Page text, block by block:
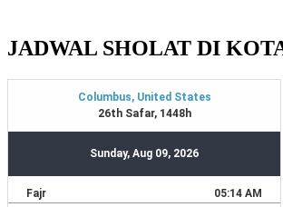
JADWAL SHOLAT DI